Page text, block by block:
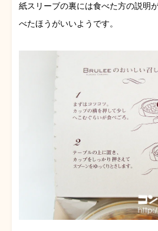
紙スリーブの裏には食べた方の説明
べたほうがいいようです。